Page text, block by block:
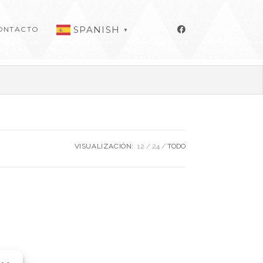
SPANISH ▼
VISUALIZACIÓN: 12 24 TODO